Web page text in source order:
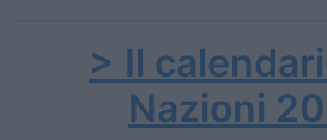
> Il
Nazioni